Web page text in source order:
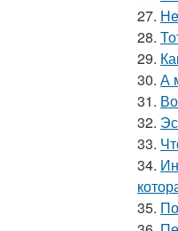
27.
28.
29.
30. А
31.
32.
33.
34.
35.